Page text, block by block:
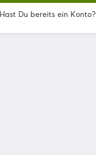
Hast Du bereits ein Konto?